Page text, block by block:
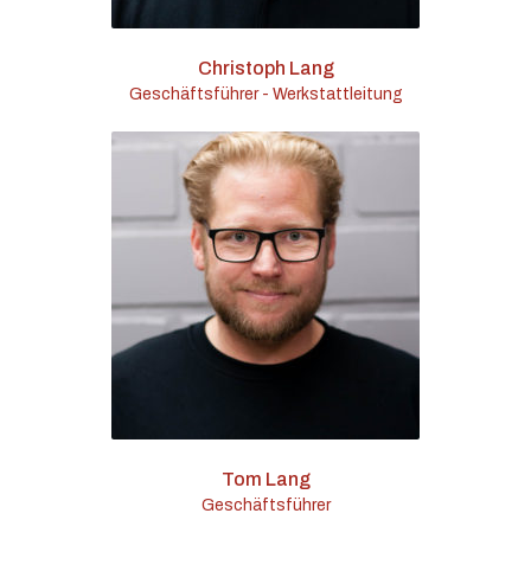
Christoph Lang
Geschäftsführer - Werkstattleitung
Tom Lang
Geschäftsführer